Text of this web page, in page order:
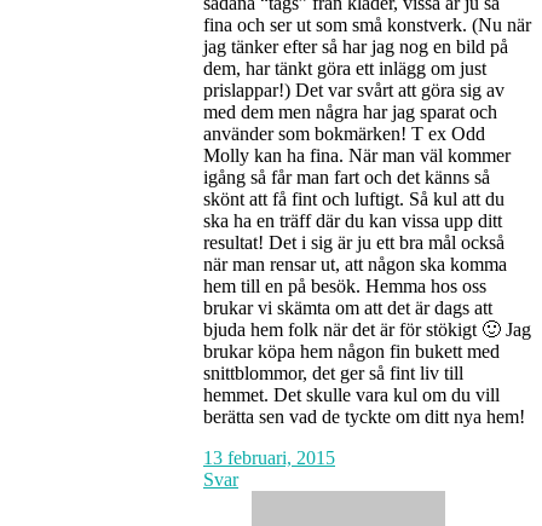
fina och ser ut som små konstverk. (Nu när
jag tänker efter så har jag nog en bild på
dem, har tänkt göra ett inlägg om just
prislappar!) Det var svårt att göra sig av
med dem men några har jag sparat och
använder som bokmärken! T ex Odd
Molly kan ha fina. När man väl kommer
igång så får man fart och det känns så
skönt att få fint och luftigt. Så kul att du
ska ha en träff där du kan vissa upp ditt
resultat! Det i sig är ju ett bra mål också
när man rensar ut, att någon ska komma
hem till en på besök. Hemma hos oss
brukar vi skämta om att det är dags att
bjuda hem folk när det är för stökigt 🙂 Jag
brukar köpa hem någon fin bukett med
snittblommor, det ger så fint liv till
hemmet. Det skulle vara kul om du vill
berätta sen vad de tyckte om ditt nya hem!
13 februari, 2015
Svar